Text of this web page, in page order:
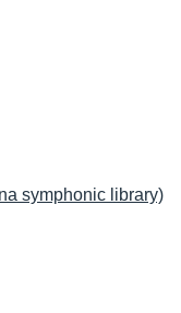
symphonic library)